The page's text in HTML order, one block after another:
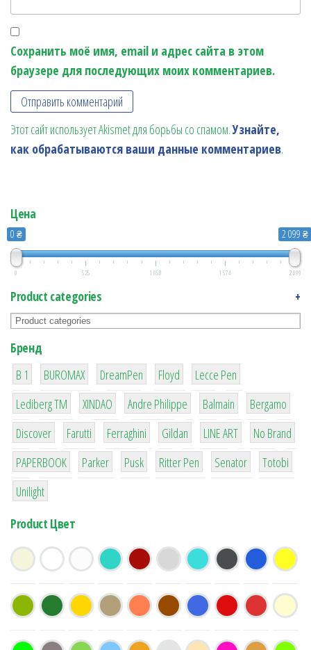
Сохранить моё имя, email и адрес сайта в этом
браузере для последующих моих комментариев.
Этот сайт использует Akismet для борьбы со спамом.Узнайте,
как обрабатываются ваши данные комментариев.
Цена
0 ₴ 2 099 ₴
0 525 1 050 1 574 2 099
Product categories +
Бренд
B 1
1
BUROMAX
1
DreamPen
2
Floyd
2
Lecce Pen
3
Lediberg ТМ
3
XINDAO
1
Andre Philippe
4
Balmain
26
Bergamo
64
Discover
299
Farutti
4
Ferraghini
42
Gildan
4
LINE ART
90
No Brand
8
PAPERBOOK
6
Parker
2
Pusk
22
Ritter Pen
15
Senator
43
Totobi
1
Unilight
Product Цвет